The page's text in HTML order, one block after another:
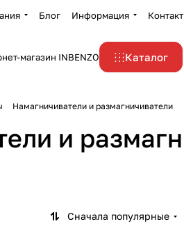
Блог Информация
магазин INBENZO Каталог
Намагничиватели и размагничиватели
и
Сначала популярные